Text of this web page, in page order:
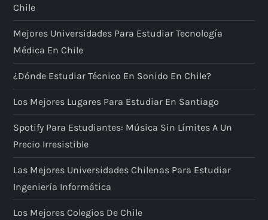
Chile
Mejores Universidades Para Estudiar Tecnología
Médica En Chile
¿Dónde Estudiar Técnico En Sonido En Chile?
Los Mejores Lugares Para Estudiar En Santiago
Spotify Para Estudiantes: Música Sin Límites A Un
Precio Irresistible
Las Mejores Universidades Chilenas Para Estudiar
Ingeniería Informática
Los Mejores Colegios De Chile